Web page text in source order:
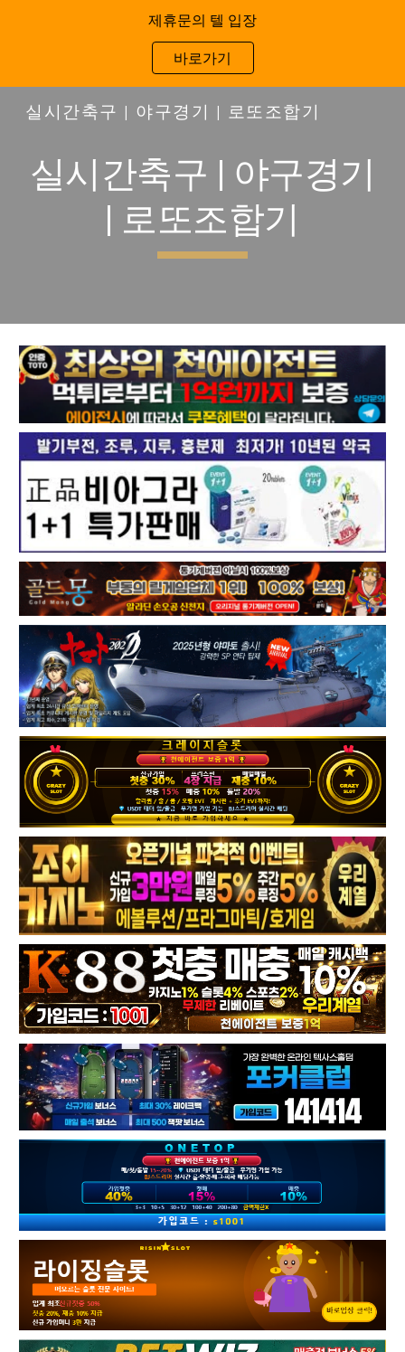
제휴문의 텔 입장
바로가기
실시간축구 | 야구경기 | 로또조합기
실시간축구 | 야구경기
| 로또조합기